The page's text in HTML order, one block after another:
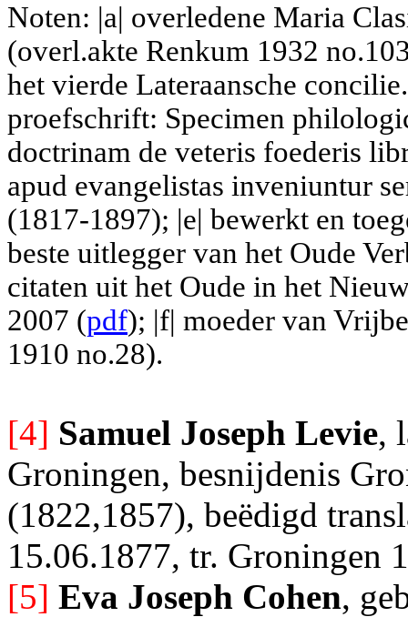
Noten: |a| overledene Maria
(overl.akte Renkum 1932
het vierde Lateraansche
proefschrift: Specimen
doctrinam de veteris foederis
apud evangelistas inveniuntur
(1817-1897); |e| bewerkt en
beste uitlegger van het Oude
citaten uit het Oude in het
2007 (pdf); |f| moeder van
1910 no.28).
[4] Samuel Joseph Levie,
Groningen, besnijdenis
(1822,1857), beëdigd
15.06.1877, tr. Groningen
[5] Eva Joseph Cohen,